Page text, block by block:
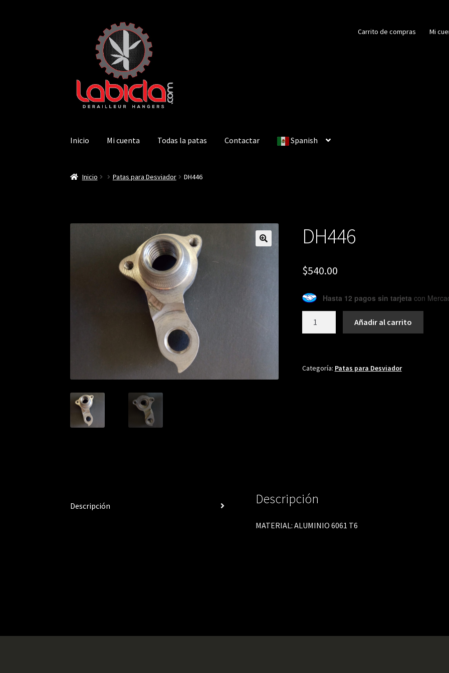
navegación
contenido
Carrito de compras Mi
Inicio Mi cuenta Todas la patas Contactar Spanish
Inicio Patas para Desviador DH446
DH446
$540.00
Hasta 12 pagos sin tarjeta con
Añadir al carrito
Categoría: Patas para Desviador
Descripción Descripción
MATERIAL: ALUMINIO 6061 T6